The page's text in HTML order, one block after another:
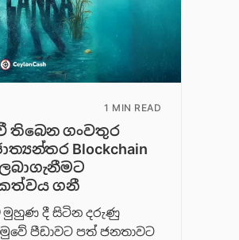
1 MIN READ
තිබෙන ගංවතුර
Blockchain
ග​නී
මුහුණ දී සිටින දරුණු
පීඩාවට පත් ජනතාවට